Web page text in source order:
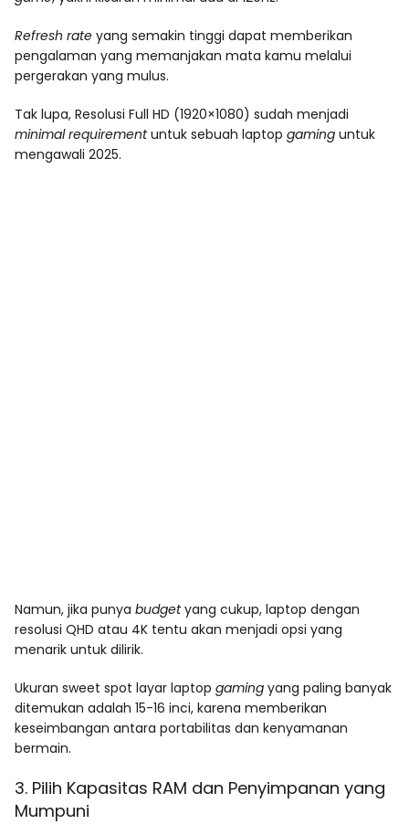
Refresh rate yang semakin tinggi dapat memberikan
pengalaman yang memanjakan mata kamu melalui
pergerakan yang mulus.
Tak lupa, Resolusi Full HD (1920×1080) sudah menjadi
minimal requirementuntuk sebuah laptop gaming untuk
mengawali 2025.
Namun, jika punya budgetyang cukup, laptop dengan
resolusi QHD atau 4K tentu akan menjadi opsi yang
menarik untuk dilirik.
Ukuran sweet spot layar laptop gaming yang paling banyak
ditemukan adalah 15-16 inci, karena memberikan
keseimbangan antara portabilitas dan kenyamanan
bermain.
3. Pilih Kapasitas RAM dan Penyimpanan yang
Mumpuni